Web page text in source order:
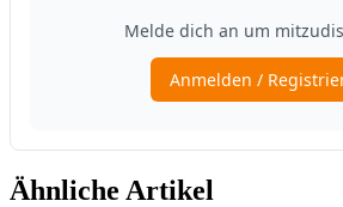
Ähnliche Artikel